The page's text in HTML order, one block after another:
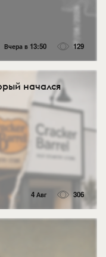
Вчера в 13:50 129
начался
4 Авг 306